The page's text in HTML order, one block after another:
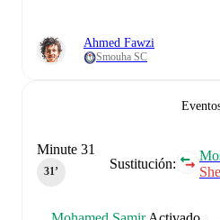
Ahmed Fawzi
Smouha SC
Sustitución:
Minute 31
31‎’‎